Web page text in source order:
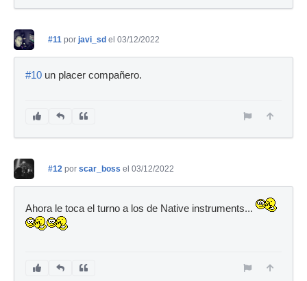
#11 por javi_sd el 03/12/2022
#10 un placer compañero.
#12 por scar_boss el 03/12/2022
Ahora le toca el turno a los de Native instruments...